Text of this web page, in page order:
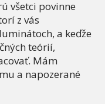
všetci povinne
z vás
a keďže
teórií,
Mám
a napozerané